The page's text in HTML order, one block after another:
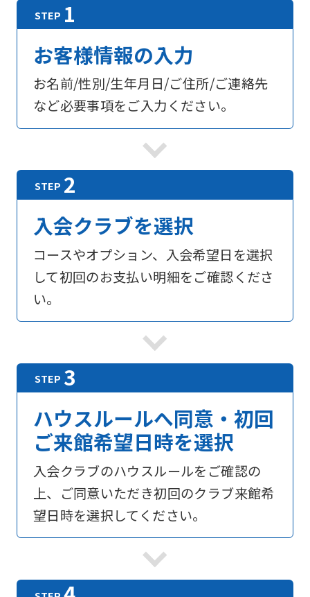
お客様情報の入力
お名前/性別/生年月日/ご住所/ご連絡先
など必要事項をご入力ください。
入会クラブを選択
コースやオプション、入会希望日を選択
して初回のお支払い明細をご確認くださ
い。
ハウスルールへ同意・初回
ご来館希望日時を選択
入会クラブのハウスルールをご確認の
上、ご同意いただき初回のクラブ来館希
望日時を選択してください。